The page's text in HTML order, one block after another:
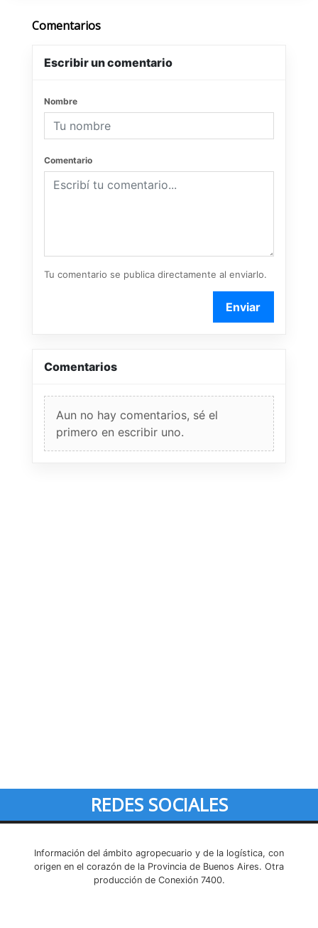
Comentarios
Escribir un comentario
Nombre
Comentario
Tu comentario se publica directamente al enviarlo.
Enviar
Comentarios
Aun no hay comentarios, sé el
primero en escribir uno.
REDES SOCIALES
Información del ámbito agropecuario y de la logística, con
origen en el corazón de la Provincia de Buenos Aires. Otra
producción de Conexión 7400.